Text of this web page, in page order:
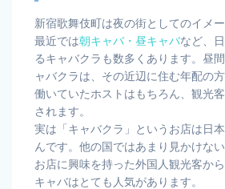
新宿歌舞伎町は夜の街としてのイメー
最近では朝キャバ・昼キャバなど、
るキャバクラも数多くあります。昼
ャバクラは、その近辺に住む年配の
働いていたホストはもちろん、観光
されます。
実は「キャバクラ」というお店は日
んです。他の国ではあまり見かけな
お店に興味を持った外国人観光客か
キャバはとても人気があります。